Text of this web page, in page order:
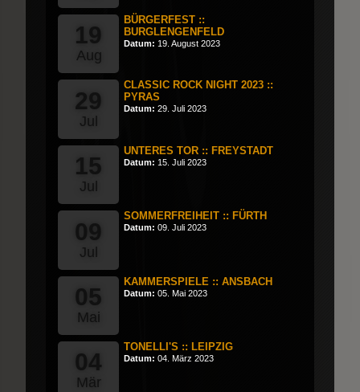
19
Aug
BÜRGERFEST ::
BURGLENGENFELD
Datum: 19. August 2023
29
Jul
CLASSIC ROCK NIGHT 2023 ::
PYRAS
Datum: 29. Juli 2023
15
Jul
UNTERES TOR :: FREYSTADT
Datum: 15. Juli 2023
09
Jul
SOMMERFREIHEIT :: FÜRTH
Datum: 09. Juli 2023
05
Mai
KAMMERSPIELE :: ANSBACH
Datum: 05. Mai 2023
04
Mär
TONELLI'S :: LEIPZIG
Datum: 04. März 2023